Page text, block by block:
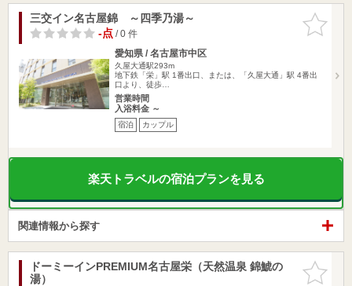
お気に入
りに追加
三交イン名古屋錦 ～四季乃湯～
-点/ 0 件
愛知県 / 名古屋市中区
久屋大通駅293m
地下鉄「栄」駅 1番出口、または、「久屋大通」駅 4番出
口より、徒歩…
営業時間
入浴料金 ～
宿泊 カップル
楽天トラベルの宿泊プランを見る
関連情報から探す
お気に入
りに追加
ドーミーインPREMIUM名古屋栄（天然温泉 錦鯱の
湯）